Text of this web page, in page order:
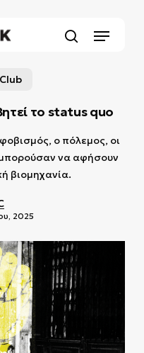
Menu
το status quo
ο πόλεμος, οι
να αφήσουν
βιομηχανία.
2025